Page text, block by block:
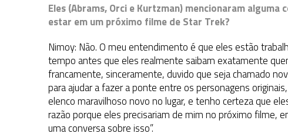
Eles (Abrams, Orci e Kurtzman) mencionaram alguma
estar em um próximo filme de Star Trek?
Nimoy: Não. O meu entendimento é que eles estão
tempo antes que eles realmente saibam exatamente
francamente, sinceramente, duvido que seja chamado
para ajudar a fazer a ponte entre os personagens
elenco maravilhoso novo no lugar, e tenho certeza que
razão porque eles precisariam de mim no próximo filme,
uma conversa sobre isso”.